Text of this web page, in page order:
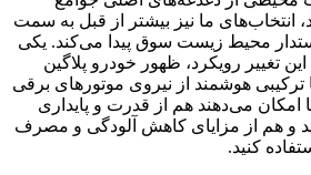
انتخاب‌های ما نیز بیشتر از قبل به سمت
محیط زیست سوق پیدا می‌کند. یکی
تغییر رویکرد، ظهور خودرو پلاگین
ترکیبی هوشمند از نیروی موتورهای برقی
امکان می‌دهند هم از قدرت و پایداری
و هم از مزایای کاهش آلودگی و مصرف
کنید.